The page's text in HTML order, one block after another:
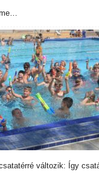
változik: Így